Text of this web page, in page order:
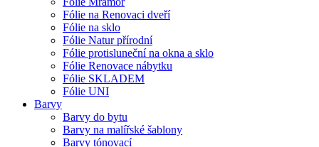
Fólie na Renovaci dveří
Fólie na sklo
Fólie Natur přírodní
Fólie protisluneční na okna a sklo
Fólie Renovace nábytku
Fólie SKLADEM
Fólie UNI
Barvy
Barvy do bytu
Barvy na malířské šablony
Barvy tónovací